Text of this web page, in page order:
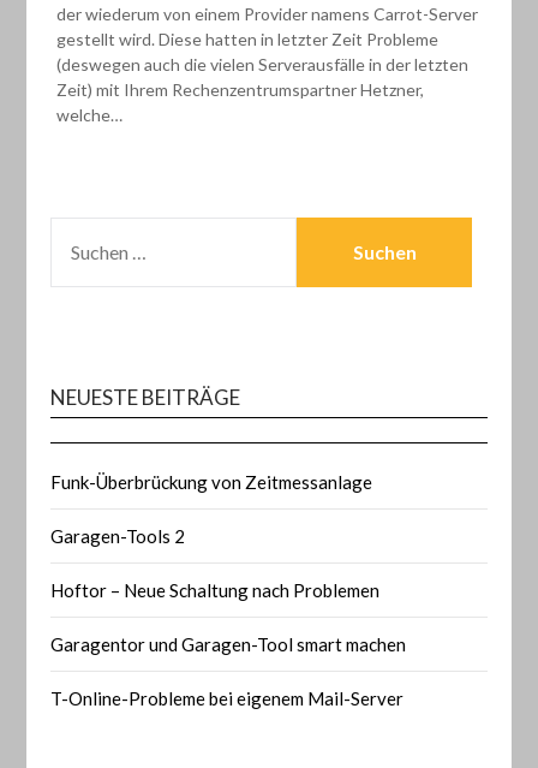
der wiederum von einem Provider namens Carrot-Server
gestellt wird. Diese hatten in letzter Zeit Probleme
(deswegen auch die vielen Serverausfälle in der letzten
Zeit) mit Ihrem Rechenzentrumspartner Hetzner,
welche…
NACH:
NEUESTE BEITRÄGE
Funk-Überbrückung von Zeitmessanlage
Garagen-Tools 2
Hoftor – Neue Schaltung nach Problemen
Garagentor und Garagen-Tool smart machen
T-Online-Probleme bei eigenem Mail-Server